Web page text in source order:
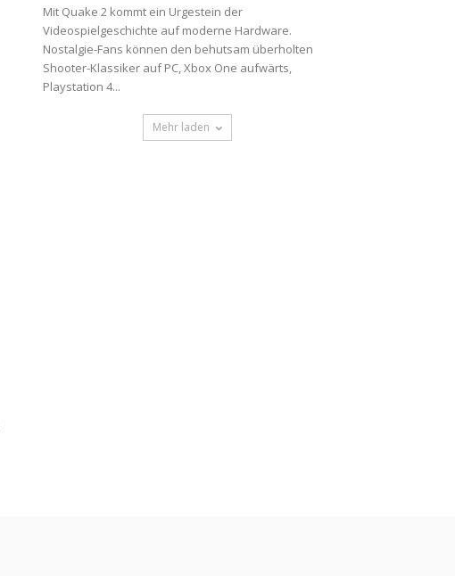
Mit Quake 2 kommt ein Urgestein der
Videospielgeschichte auf moderne Hardware.
Nostalgie-Fans können den behutsam überholten
Shooter-Klassiker auf PC, Xbox One aufwärts,
Playstation 4...
Mehr laden